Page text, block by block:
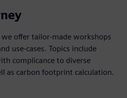
offer tailor-made workshops
use-cases. Topics include
complicance to diverse
as carbon footprint calculation.